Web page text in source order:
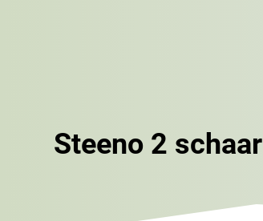
Steeno 2 schaar